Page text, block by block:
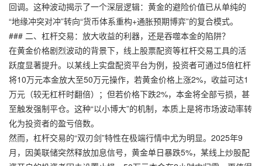
回调。这种波动揭示了一个深层逻辑：黄金的避险价值已从单纯的
“地缘冲突对冲”转向“货币体系重构+通胀预期博弈”的复合模式。
### 二、杠杆交易：放大收益的利器，还是吞噬本金的陷阱？
在黄金价格剧烈波动的背景下，线上股票配资等杠杆交易工具的活
跃度显著提升。以某线上实盘配资平台为例，投资者可通过5倍杠杆
将10万元本金放大至50万元操作，若黄金价格上涨2%，收益可达1
万元（较无杠杆时翻倍）；但若价格下跌2%，本金将全部亏损，甚
至触发强制平仓。这种“以小博大”的机制，本质上是将市场波动率转
化为投资者的盈亏倍数。
然而，杠杆交易的“双刃剑”特性在极端行情中尤为明显。2025年9
月，因美联储突然释放加息信号，黄金单日暴跌5%，某线上炒股配